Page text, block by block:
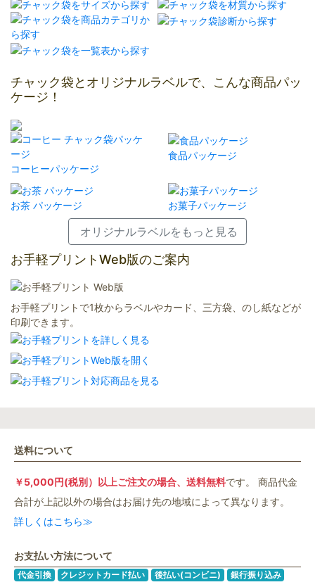
チャック袋とオリジナルラベルで、こんな商品パッ
ケージ！
コーヒーパッケージ
食品パッケージ
お茶 パッケージ お菓子パッケージ
オリジナルラベルをもっと見る
お手軽プリントWeb版のご案内
お手軽プリントで1枚からラベルやカード、三方袋、のし紙などが
印刷できます。
送料について
￥5,000円(税別）以上ご注文の場合、送料無料です。 商品代金
合計が上記以外の場合はお届け先の地域によって異なります。
詳しくはこちら≫
お支払い方法について
代金引換 クレジットカード払い 後払い(コンビニ) 銀行振り込み